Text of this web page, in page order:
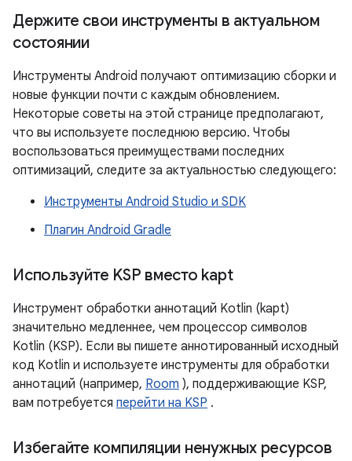
Держите свои инструменты в актуальном
состоянии
Инструменты Android получают оптимизацию сборки и
новые функции почти с каждым обновлением.
Некоторые советы на этой странице предполагают,
что вы используете последнюю версию. Чтобы
воспользоваться преимуществами последних
оптимизаций, следите за актуальностью следующего:
Инструменты Android Studio и SDK
Плагин Android Gradle
Используйте KSP вместо kapt
Инструмент обработки аннотаций Kotlin (kapt)
значительно медленнее, чем процессор символов
Kotlin (KSP). Если вы пишете аннотированный исходный
код Kotlin и используете инструменты для обработки
аннотаций (например, Room ), поддерживающие KSP,
вам потребуется перейти на KSP .
Избегайте компиляции ненужных ресурсов